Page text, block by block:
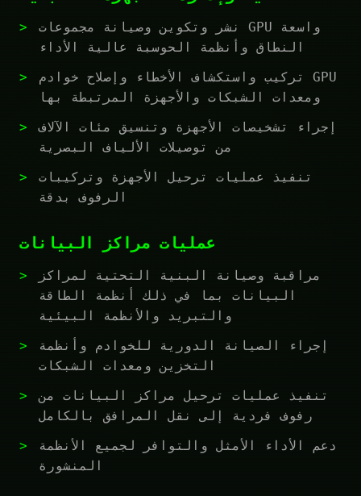
نشر وتكوين وصيانة مجموعات GPU واسعة
النطاق وأنظمة الحوسبة عالية الأداء
تركيب واستكشاف الأخطاء وإصلاح خوادم GPU
ومعدات الشبكات والأجهزة المرتبطة بها
إجراء تشخيصات الأجهزة وتنسيق مئات الآلاف
من توصيلات الألياف البصرية
تنفيذ عمليات ترحيل الأجهزة وتركيبات
الرفوف بدقة
عمليات مراكز البيانات
مراقبة وصيانة البنية التحتية لمراكز
البيانات بما في ذلك أنظمة الطاقة
والتبريد والأنظمة البيئية
إجراء الصيانة الدورية للخوادم وأنظمة
التخزين ومعدات الشبكات
تنفيذ عمليات ترحيل مراكز البيانات من
رفوف فردية إلى نقل المرافق بالكامل
دعم الأداء الأمثل والتوافر لجميع الأنظمة
المنشورة